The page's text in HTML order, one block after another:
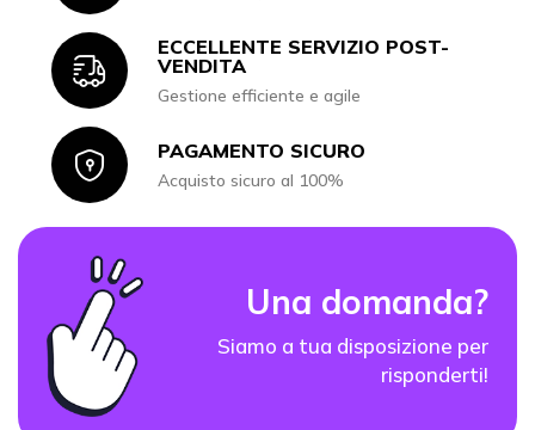
Icon
ECCELLENTE SERVIZIO POST-
VENDITA
Gestione efficiente e agile
IconPAGAMENTO SICURO
Acquisto sicuro al 100%
Una domanda?
Siamo a tua disposizione per
risponderti!